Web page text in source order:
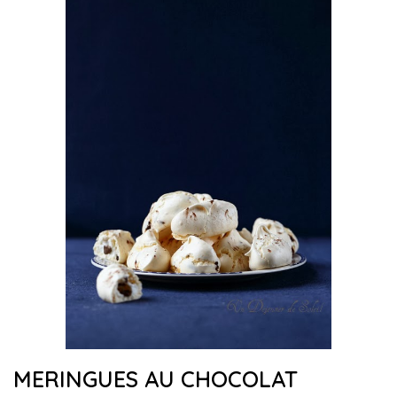
MERINGUES AU CHOCOLAT